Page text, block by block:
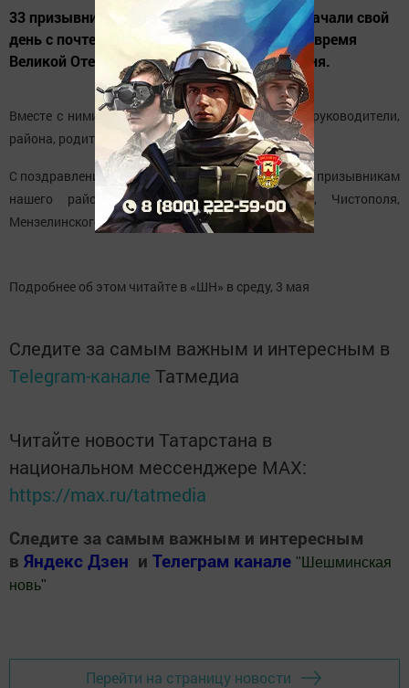
33 призывника новошешминского района начали свой
день с почтения памяти павшим воинам во время
Великой Отечественной войны у вечного огня.
Вместе с ними на этом митинге присутствовали руководители,
района, родители, земляки.
С поздравлениями и с напутственными словами к призывникам
нашего района прибыли гости из Казани, Чистополя,
Мензелинского и Алексеевского районов.
Подробнее об этом читайте в «ШН» в среду, 3 мая
Следите за самым важным и интересным в
Telegram-канале Татмедиа
Читайте новости Татарстана в
национальном мессенджере MАХ:
https://max.ru/tatmedia
Следите за самым важным и интересным
в Яндекс Дзен и Телеграм канале " Шешминская
новь"
Перейти на страницу новости